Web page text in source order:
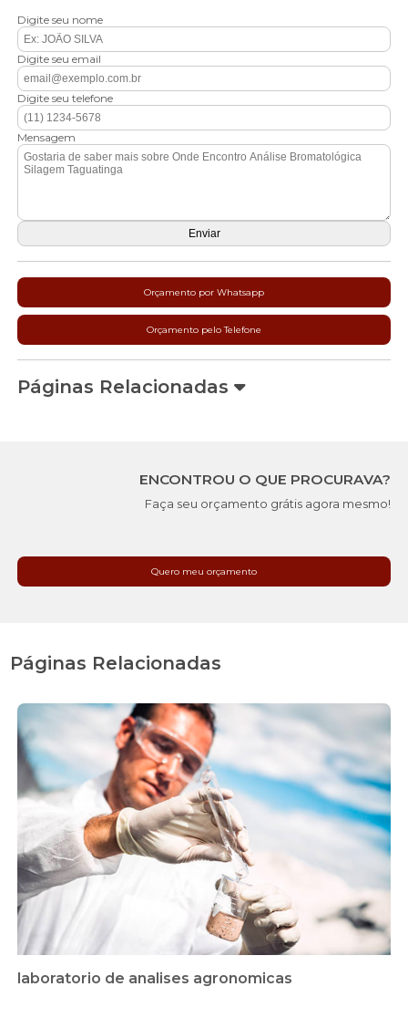
Digite seu nome
Digite seu email
Digite seu telefone
Mensagem
Orçamento por Whatsapp
Orçamento pelo Telefone
Páginas Relacionadas
ENCONTROU O QUE PROCURAVA?
Faça seu orçamento grátis agora mesmo!
Quero meu orçamento
Páginas Relacionadas
laboratorio de analises agronomicas